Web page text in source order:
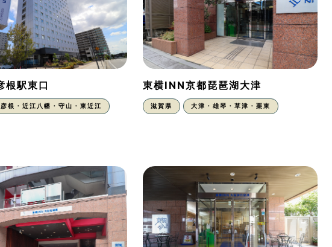
根駅東口
彦根・近江八幡・守山・東近江
東横INN京都琵琶湖大津
滋賀県 大津・雄琴・草津・栗東